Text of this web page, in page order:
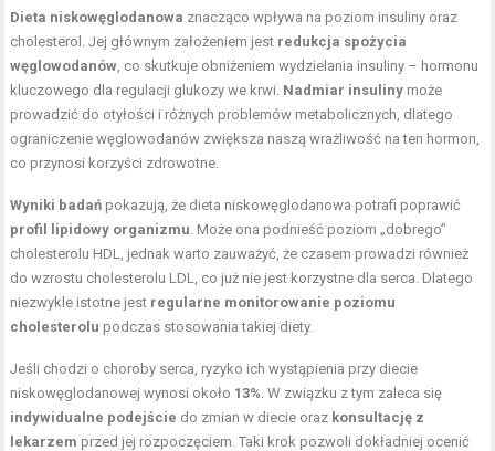
Dieta niskowęglodanowa znacząco wpływa na poziom insuliny oraz
cholesterol. Jej głównym założeniem jest redukcja spożycia
węglowodanów , co skutkuje obniżeniem wydzielania insuliny – hormonu
kluczowego dla regulacji glukozy we krwi. Nadmiar insuliny może
prowadzić do otyłości i różnych problemów metabolicznych, dlatego
ograniczenie węglowodanów zwiększa naszą wrażliwość na ten hormon,
co przynosi korzyści zdrowotne.
Wyniki badań pokazują, że dieta niskowęglodanowa potrafi poprawić
profil lipidowy organizmu . Może ona podnieść poziom „dobrego”
cholesterolu HDL, jednak warto zauważyć, że czasem prowadzi również
do wzrostu cholesterolu LDL, co już nie jest korzystne dla serca. Dlatego
niezwykle istotne jest regularne monitorowanie poziomu
cholesterolu podczas stosowania takiej diety.
Jeśli chodzi o choroby serca, ryzyko ich wystąpienia przy diecie
niskowęglodanowej wynosi około 13% . W związku z tym zaleca się
indywidualne podejście do zmian w diecie oraz konsultację z
lekarzem przed jej rozpoczęciem. Taki krok pozwoli dokładniej ocenić